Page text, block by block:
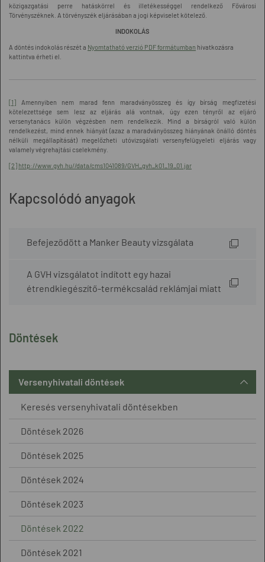
Döntések
Versenyhivatali döntések
Keresés versenyhivatali döntésekben
Döntések 2026
Döntések 2025
Döntések 2024
Döntések 2023
Döntések 2022
Döntések 2021
közigazgatási perre hatáskörrel és illetékességgel rendelkező Fővárosi
Törvényszéknek. A törvényszék eljárásában a jogi képviselet kötelező.
INDOKOLÁS
A döntés indokolás részét a Nyomtatható verzió PDF formátumban hivatkozásra
kattintva érheti el.
[1] Amennyiben nem marad fenn maradványösszeg és így bírság megfizetési
kötelezettsége sem lesz az eljárás alá vontnak, úgy ezen tényről az eljáró
versenytanács külön végzésben nem rendelkezik. Mind a bírságról való külön
rendelkezést, mind ennek hiányát (azaz a maradványösszeg hiányának önálló döntés
nélküli megállapítását) megelőzheti utóvizsgálati versenyfelügyeleti eljárás vagy
valamely végrehajtási cselekmény.
[2] http://www.gvh.hu//data/cms1041089/GVH_gvh_k01_19_01.jar
Kapcsolódó anyagok
Befejeződött a Manker Beauty vizsgálata
A GVH vizsgálatot indított egy hazai
étrendkiegészítő-termékcsalád reklámjai miatt